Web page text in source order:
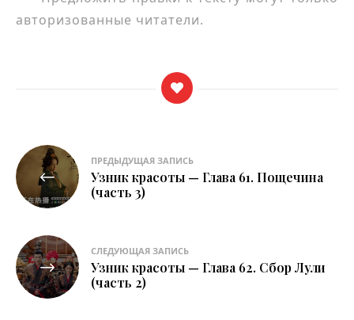
авторизованные читатели.
Навигация
по
записям
ПРЕДЫДУЩАЯ ЗАПИСЬ
Узник красоты — Глава 61. Пощечина
(часть 3)
СЛЕДУЮЩАЯ ЗАПИСЬ
Узник красоты — Глава 62. Сбор Лули
(часть 2)